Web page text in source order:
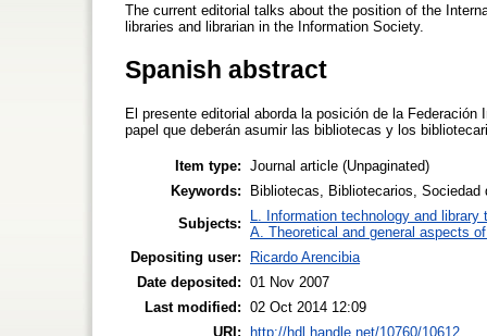
The current editorial talks about the position of the
libraries and librarian in the Information Society.
Spanish abstract
El presente editorial aborda la posición de la
papel que deberán asumir las bibliotecas y los
Item type: Journal article (Unpaginated)
Keywords:
Bibliotecas, Bibliotecarios,
Subjects:
L. Information technology and library
A. Theoretical and general aspects
Depositing user:
Ricardo Arencibia
Date deposited: 01 Nov 2007
Last modified: 02 Oct 2014 12:09
URI:
http://hdl.handle.net/10760/10612